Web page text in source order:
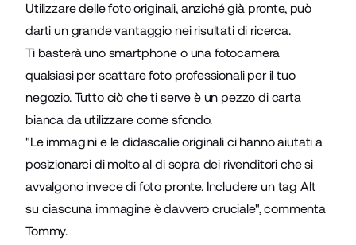
Utilizzare delle foto originali, anziché già pronte, può
darti un grande vantaggio nei risultati di ricerca.
Ti basterà uno smartphone o una fotocamera
qualsiasi per scattare foto professionali per il tuo
negozio. Tutto ciò che ti serve è un pezzo di carta
bianca da utilizzare come sfondo.
"Le immagini e le didascalie originali ci hanno aiutati a
posizionarci di molto al di sopra dei rivenditori che si
avvalgono invece di foto pronte. Includere un tag Alt
su ciascuna immagine è davvero cruciale", commenta
Tommy.